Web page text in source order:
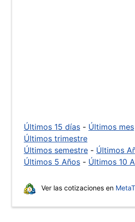
Últimos 15 días - Últimos mes
Últimos trimestre
Últimos semestre - Últimos
Últimos 5 Años - Últimos 10
Ver las cotizaciones en